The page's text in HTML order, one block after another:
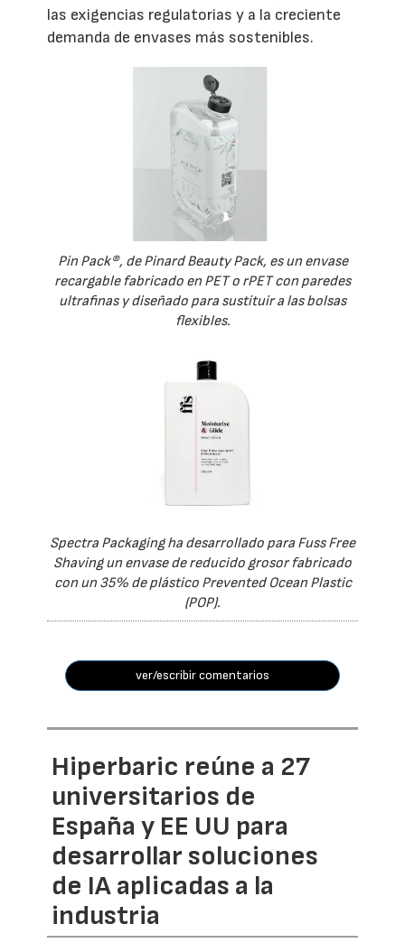
las exigencias regulatorias y a la creciente
demanda de envases más sostenibles.
Pin Pack®, de Pinard Beauty Pack, es un envase
recargable fabricado en PET o rPET con paredes
ultrafinas y diseñado para sustituir a las bolsas
flexibles.
Spectra Packaging ha desarrollado para Fuss Free
Shaving un envase de reducido grosor fabricado
con un 35% de plástico Prevented Ocean Plastic
(POP).
ver/escribir comentarios
Hiperbaric reúne a 27
universitarios de
España y EE UU para
desarrollar soluciones
de IA aplicadas a la
industria